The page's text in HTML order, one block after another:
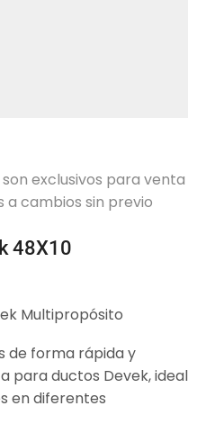
exclusivos para venta
a cambios sin previo
48X10
Multipropósito
de forma rápida y
para ductos Devek, ideal
en diferentes